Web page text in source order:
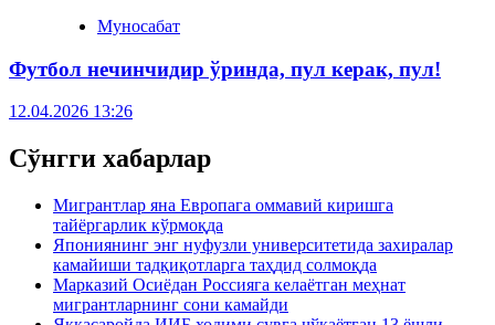
Муносабат
Футбол нечинчидир ўринда, пул керак, пул!
12.04.2026 13:26
Сўнгги хабарлар
Мигрантлар яна Европага оммавий киришга
тайёргарлик кўрмоқда
Япониянинг энг нуфузли университетида захиралар
камайиши тадқиқотларга таҳдид солмоқда
Марказий Осиёдан Россияга келаётган меҳнат
мигрантларнинг сони камайди